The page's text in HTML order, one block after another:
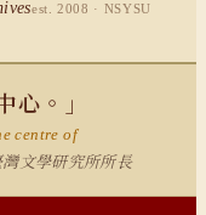
est. 2008 · NSYSU
心。」
centre of
文學研究所所長